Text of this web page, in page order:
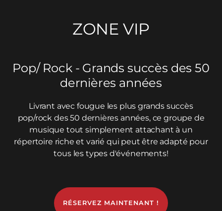
ZONE VIP
Pop/ Rock - Grands succès des 50
dernières années
Livrant avec fougue les plus grands succès
pop/rock des 50 dernières années, ce groupe de
musique tout simplement attachant à un
répertoire riche et varié qui peut être adapté pour
tous les types d'événements!
RÉSERVEZ MAINTENANT !